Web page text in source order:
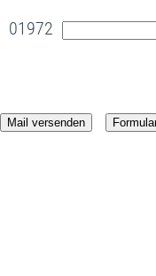
01972